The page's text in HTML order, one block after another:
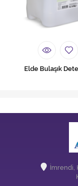
Elde Bulaşık
İmrendi,